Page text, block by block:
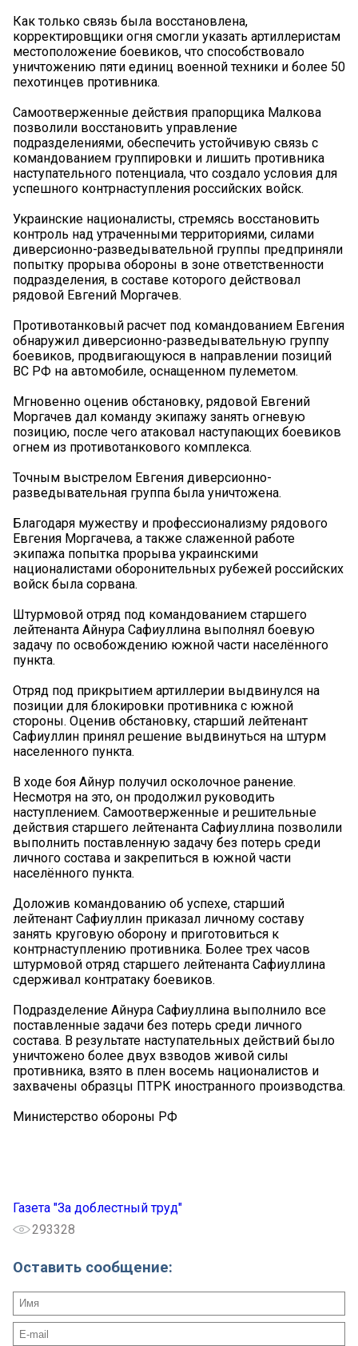
Как только связь была восстановлена,
корректировщики огня смогли указать артиллеристам
местоположение боевиков, что способствовало
уничтожению пяти единиц военной техники и более 50
пехотинцев противника.
Самоотверженные действия прапорщика Малкова
позволили восстановить управление
подразделениями, обеспечить устойчивую связь с
командованием группировки и лишить противника
наступательного потенциала, что создало условия для
успешного контрнаступления российских войск.
Украинские националисты, стремясь восстановить
контроль над утраченными территориями, силами
диверсионно-разведывательной группы предприняли
попытку прорыва обороны в зоне ответственности
подразделения, в составе которого действовал
рядовой Евгений Моргачев.
Противотанковый расчет под командованием Евгения
обнаружил диверсионно-разведывательную группу
боевиков, продвигающуюся в направлении позиций
ВС РФ на автомобиле, оснащенном пулеметом.
Мгновенно оценив обстановку, рядовой Евгений
Моргачев дал команду экипажу занять огневую
позицию, после чего атаковал наступающих боевиков
огнем из противотанкового комплекса.
Точным выстрелом Евгения диверсионно-
разведывательная группа была уничтожена.
Благодаря мужеству и профессионализму рядового
Евгения Моргачева, а также слаженной работе
экипажа попытка прорыва украинскими
националистами оборонительных рубежей российских
войск была сорвана.
Штурмовой отряд под командованием старшего
лейтенанта Айнура Сафиуллина выполнял боевую
задачу по освобождению южной части населённого
пункта.
Отряд под прикрытием артиллерии выдвинулся на
позиции для блокировки противника с южной
стороны. Оценив обстановку, старший лейтенант
Сафиуллин принял решение выдвинуться на штурм
населенного пункта.
В ходе боя Айнур получил осколочное ранение.
Несмотря на это, он продолжил руководить
наступлением. Самоотверженные и решительные
действия старшего лейтенанта Сафиуллина позволили
выполнить поставленную задачу без потерь среди
личного состава и закрепиться в южной части
населённого пункта.
Доложив командованию об успехе, старший
лейтенант Сафиуллин приказал личному составу
занять круговую оборону и приготовиться к
контрнаступлению противника. Более трех часов
штурмовой отряд старшего лейтенанта Сафиуллина
сдерживал контратаку боевиков.
Подразделение Айнура Сафиуллина выполнило все
поставленные задачи без потерь среди личного
состава. В результате наступательных действий было
уничтожено более двух взводов живой силы
противника, взято в плен восемь националистов и
захвачены образцы ПТРК иностранного производства.
Министерство обороны РФ
Газета "За доблестный труд"
293328
Оставить сообщение: